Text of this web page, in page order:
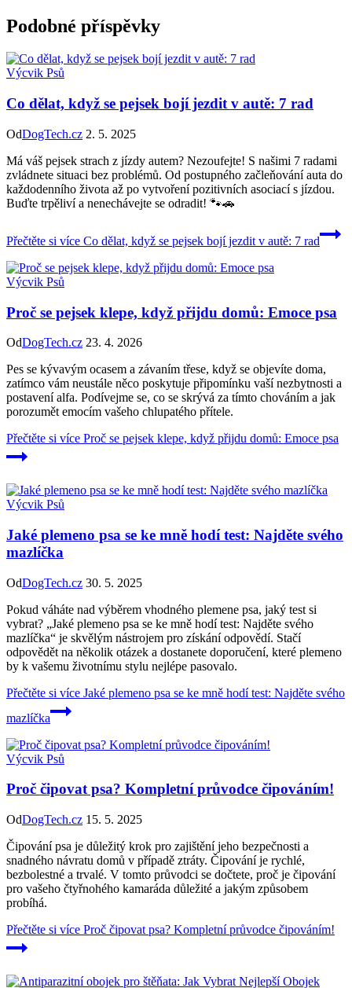
Podobné příspěvky
Výcvik Psů
Co dělat, když se pejsek bojí jezdit v autě: 7 rad
OdDogTech.cz 2. 5. 2025
Má váš pejsek strach z jízdy autem? Nezoufejte! S našimi 7 radami
zvládnete situaci bez problémů. Od postupného začleňování auta do
každodenního života až po vytvoření pozitivních asociací s jízdou.
Buďte trpěliví a nenechávejte se odradit! 🐾🚗
Přečtěte si více Co dělat, když se pejsek bojí jezdit v autě: 7 rad
Výcvik Psů
Proč se pejsek klepe, když přijdu domů: Emoce psa
OdDogTech.cz 23. 4. 2026
Pes se kývavým ocasem a závaním třese, když se objevíte doma,
zatímco vám neustále něco poskytuje připomínku vaší nezbytnosti a
postavení alfa. Podívejme se, co se skrývá za tímto chováním a jak
porozumět emocím vašeho chlupatého přítele.
Přečtěte si více Proč se pejsek klepe, když přijdu domů: Emoce psa
Výcvik Psů
Jaké plemeno psa se ke mně hodí test: Najděte svého
mazlíčka
OdDogTech.cz 30. 5. 2025
Pokud váháte nad výběrem vhodného plemene psa, jaký test si
vybrat? „Jaké plemeno psa se ke mně hodí test: Najděte svého
mazlíčka“ je skvělým nástrojem pro získání odpovědí. Stačí
odpovědět na několik otázek a dostanete doporučení, které plemeno
by k vašemu životnímu stylu nejlépe pasovalo.
Přečtěte si více Jaké plemeno psa se ke mně hodí test: Najděte svého
mazlíčka
Výcvik Psů
Proč čipovat psa? Kompletní průvodce čipováním!
OdDogTech.cz 15. 5. 2025
Čipování psa je důležitý krok pro zajištění jeho bezpečnosti a
snadného návratu domů v případě ztráty. Čipování je rychlé,
bezbolestné a trvalé. V tomto průvodci se dočtete, proč je čipování
pro vašeho čtyřnohého kamaráda důležité a jakým způsobem
probíhá.
Přečtěte si více Proč čipovat psa? Kompletní průvodce čipováním!